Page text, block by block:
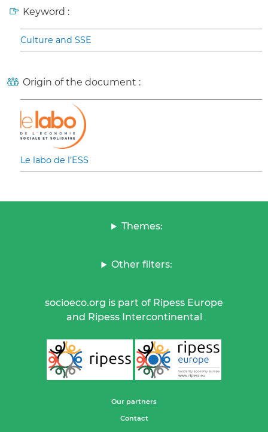
Keyword :
Culture and SSE
Origin of the document :
Le labo de l’ESS
Themes:
Other filters:
socioeco.org is part of Ripess Europe
and Ripess Intercontinental
Our partners
Contact